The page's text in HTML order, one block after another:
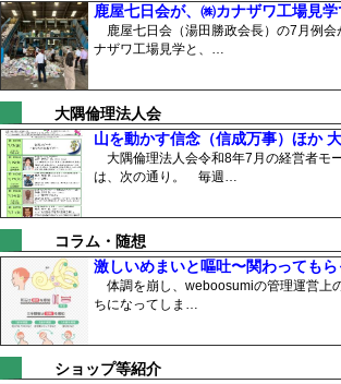
鹿屋七日会が、㈱カナザワ工場見
鹿屋七日会（湯田勝政会長）の7月例会
ナザワ工場見学と、…
大隅倫理法人会
山を動かす信念（信成万事）ほか
大隅倫理法人会令和8年7月の経営者モ
は、次の通り。 毎週…
コラム・随想
激しいめまいと嘔吐〜関わっても
体調を崩し、weboosumiの管理運営上
ちになってしま…
ショップ等紹介